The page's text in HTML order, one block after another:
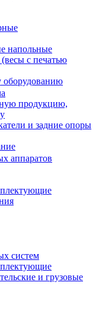
напольные
с печатью
оборудованию
продукцию,
и задние опоры
аппаратов
систем
и грузовые